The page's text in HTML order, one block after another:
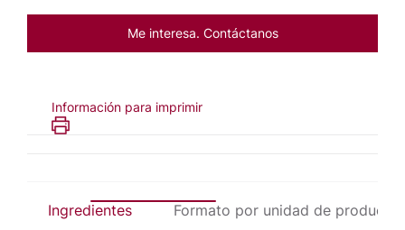
Me interesa. Contáctanos
Información para imprimir
Ingredientes Formato por unidad de producto